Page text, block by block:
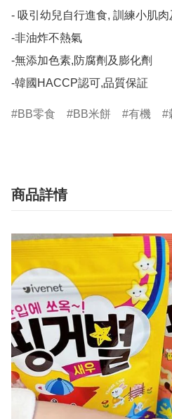
- 吸引幼兒自行進食, 訓練小肌肉
-非油炸不熱氣
-無添加色素,防腐劑及膨化劑
BB零食 BB米餅 有機
商品詳情